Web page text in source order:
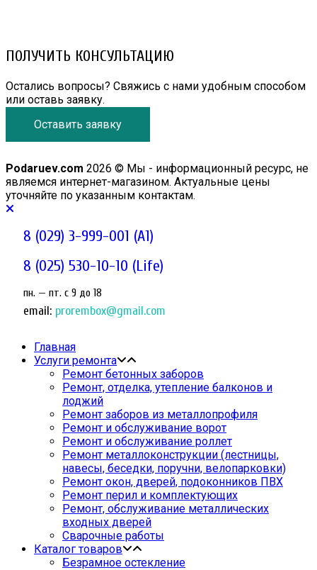
ПОЛУЧИТЬ КОНСУЛЬТАЦИЮ
Остались вопросы? Свяжись с нами удобным способом
или оставь заявку.
Оставить заявку
Podaruev.com 2026 © Мы - информационный ресурс, не
являемся интернет-магазином. Актуальные цены
уточняйте по указанным контактам.
8 (029) 3-999-001 (A1)
8 (025) 530-10-10 (Life)
пн. — пт. c 9 до 18
email: prorembox@gmail.com
Главная
Услуги ремонта
Ремонт бетонных заборов
Ремонт, отделка, утепление балконов и
лоджий
Ремонт заборов из металлопрофиля
Ремонт и обслуживание ворот
Ремонт и обслуживание роллет
Ремонт металлоконструкции (лестницы,
навесы, беседки, поручни, велопарковки)
Ремонт окон, дверей, подоконников ПВХ
Ремонт перил и комплектующих
Ремонт, обслуживание металлических
входных дверей
Сварочные работы
Каталог товаров
Безрамное остекление